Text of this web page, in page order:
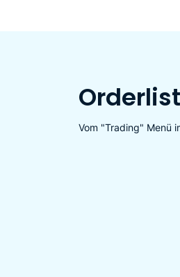
Vom "Trading" Menü